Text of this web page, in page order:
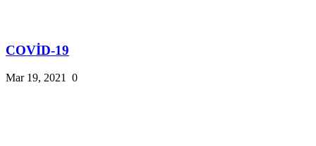
COVİD-19
Mar 19, 2021 0